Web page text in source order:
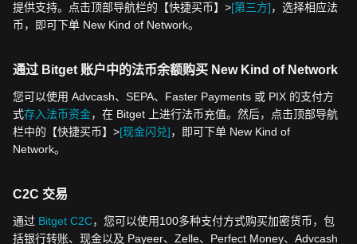
提供支持。点击顶部导航栏的【快捷买币】>[第三方]，选择相应法
币，即可下单 New Kind of Network。
通过 Bitget 账户中的法币余额购买 New Kind of Network
您可以使用 Advcash、SEPA、Faster Payments 或 PIX 的支付方
式存入法币资金，在 Bitget 上进行法币充值。然后，点击顶部导航
栏中的【快捷买币】>[现金闪兑]，即可下单 New Kind of
Network。
C2C 交易
通过 Bitget C2C，您可以使用100多种支付方式购买加密货币，包
括银行转账、现金以及 Payeer、Zelle、Perfect Money、Advcash